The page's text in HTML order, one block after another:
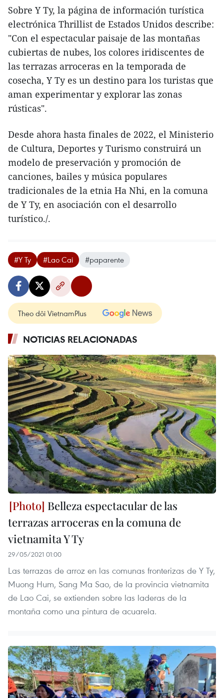
Sobre Y Ty, la página de información turística
electrónica Thrillist de Estados Unidos describe:
"Con el espectacular paisaje de las montañas
cubiertas de nubes, los colores iridiscentes de
las terrazas arroceras en la temporada de
cosecha, Y Ty es un destino para los turistas que
aman experimentar y explorar las zonas
rústicas".
Desde ahora hasta finales de 2022, el Ministerio
de Cultura, Deportes y Turismo construirá un
modelo de preservación y promoción de
canciones, bailes y música populares
tradicionales de la etnia Ha Nhi, en la comuna
de Y Ty, en asociación con el desarrollo
turístico./.
#Y Ty #Lao Cai #paparente
Theo dõi VietnamPlus
NOTICIAS RELACIONADAS
Belleza espectacular de las
terrazas arroceras en la comuna de
vietnamita Y Ty
29/05/2021 01:00
Las terrazas de arroz en las comunas fronterizas de Y Ty,
Muong Hum, Sang Ma Sao, de la provincia vietnamita
de Lao Cai, se extienden sobre las laderas de la
montaña como una pintura de acuarela.